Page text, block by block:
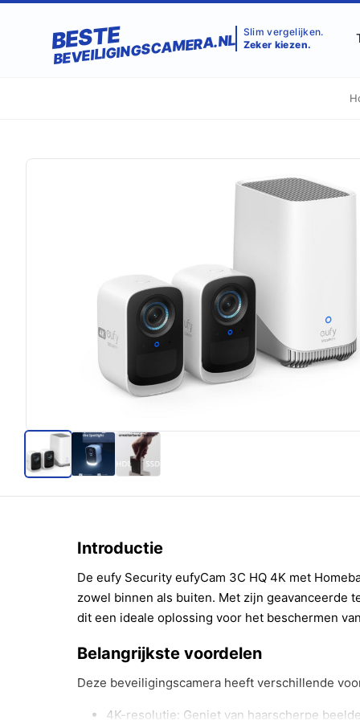
BESTE
BEVEILIGINGSCAMERA.NL Slim vergelijken.
Zeker kiezen.
Introductie
De eufy Security eufyCam 3C HQ 4K met
zowel binnen als buiten. Met zijn geavanceerde
dit een ideale oplossing voor het beschermen
Belangrijkste voordelen
Deze beveiligingscamera heeft verschillende
4K-resolutie: Geniet van haarscherpe